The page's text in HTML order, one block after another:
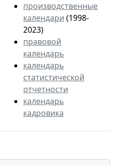
производственные
календари (1998-
2023)
правовой
календарь
календарь
статистической
отчетности
календарь
кадровика